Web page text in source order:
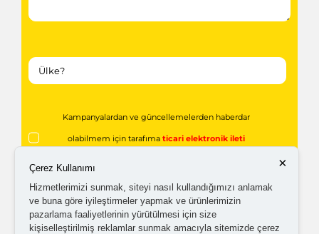
Kampanyalardan ve güncellemelerden haberdar
olabilmem için tarafımaticari elektronik ileti
Kişisel verilerimin işlenmesine yönelikaydınlatma ve
açık rıza metni 'ni okudum,onaylıyorum.
×
Çerez Kullanımı
Hizmetlerimizi sunmak, siteyi nasıl kullandığımızı anlamak
ve buna göre iyileştirmeler yapmak ve ürünlerimizin
pazarlama faaliyetlerinin yürütülmesi için size
kişiselleştirilmiş reklamlar sunmak amacıyla sitemizde çerez